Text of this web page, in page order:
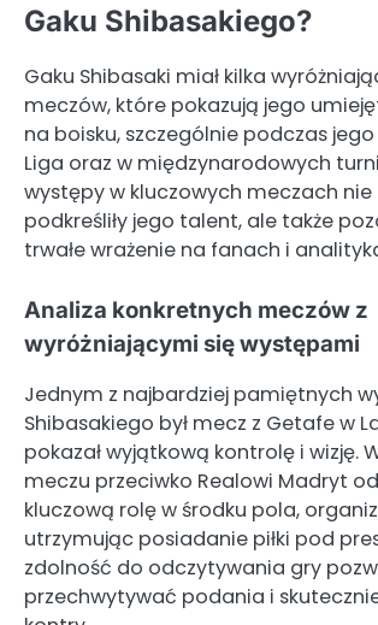
Gaku Shibasakiego?
Gaku Shibasaki miał kilka
meczów, które pokazują jego
na boisku, szczególnie podczas
Liga oraz w międzynarodowych
występy w kluczowych meczach nie
podkreśliły jego talent, ale także
trwałe wrażenie na fanach i
Analiza konkretnych meczów z
wyróżniającymi się występami
Jednym z najbardziej pamiętnych
Shibasakiego był mecz z Getafe w
pokazał wyjątkową kontrolę i wizję.
meczu przeciwko Realowi Madryt
kluczową rolę w środku pola,
utrzymując posiadanie piłki pod
zdolność do odczytywania gry
przechwytywać podania i